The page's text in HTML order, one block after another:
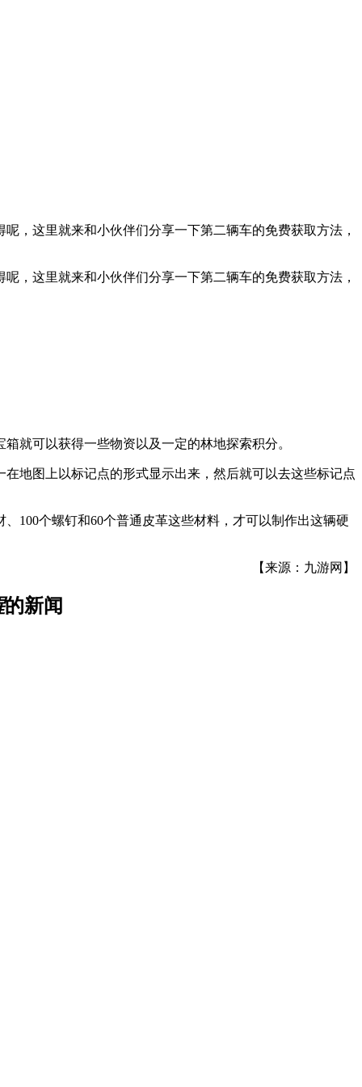
，这里就来和小伙伴们分享一下第二辆车的免费获取方法，
，这里就来和小伙伴们分享一下第二辆车的免费获取方法，
就可以获得一些物资以及一定的林地探索积分。
地图上以标记点的形式显示出来，然后就可以去这些标记点
100个螺钉和60个普通皮革这些材料，才可以制作出这辆硬
【来源：九游网】
的新闻